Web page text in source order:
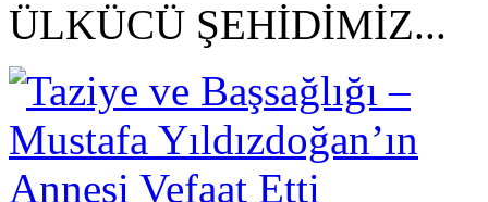
ÜLKÜCÜ ŞEHİDİMİZ...